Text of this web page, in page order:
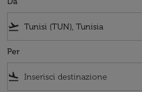
flight_takeoff
Per
flight_land